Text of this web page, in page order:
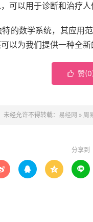
可以用于诊断和治疗人
的数学系统，其应用
以为我们提供一种全新
 赞(0
未经允许不得转载： 易经网 » 周
分享到
  